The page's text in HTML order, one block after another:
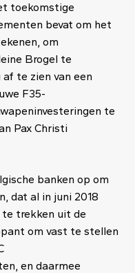
toekomstige
bevat om het
om
Brogel te
te zien van een
F35-
te
Pax Christi
banken op om
dat al in juni 2018
te trekken uit de
om vast te stellen
en daarmee